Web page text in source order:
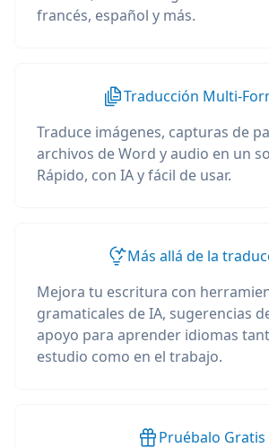
francés, español y más.
Traducción Multi-
Traduce imágenes, capturas de
archivos de Word y audio en un
Rápido, con IA y fácil de usar.
Más allá de la
Mejora tu escritura con
gramaticales de IA, sugerencias
apoyo para aprender idiomas
estudio como en el trabajo.
Pruébalo Gratis